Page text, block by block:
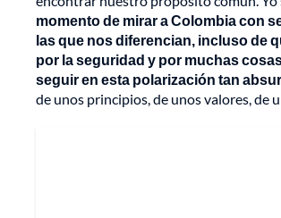
momento de mirar a Colombia con
las que nos diferencian, incluso de
por la seguridad y por muchas
seguir en esta polarización tan
de unos principios, de unos valores, de